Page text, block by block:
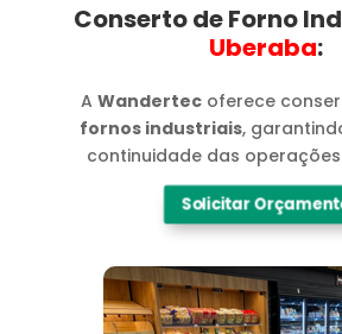
Conserto de Forno
Uberaba​:
AWandertec oferece
fornos industriais,
continuidade das
Solicitar